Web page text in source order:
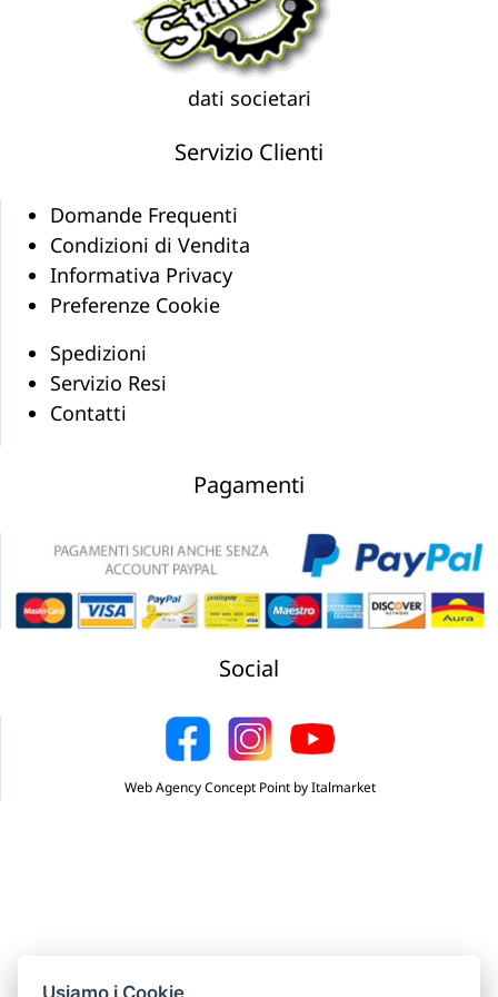
dati societari
Servizio Clienti
Domande Frequenti
Condizioni di Vendita
Informativa Privacy
Preferenze Cookie
Spedizioni
Servizio Resi
Contatti
Pagamenti
Social
Web Agency Concept Point by Italmarket
Usiamo i Cookie